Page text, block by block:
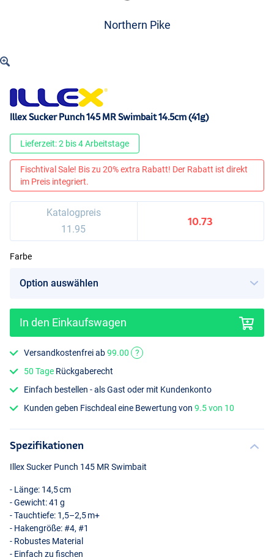
Northern Pike
Illex Sucker Punch 145 MR Swimbait 14.5cm (41g)
Lieferzeit: 2 bis 4 Arbeitstage
Fischtival Sale! Bis zu 20% extra Rabatt! Der Rabatt ist direkt
im Preis integriert.
Katalogpreis
11.95
10.73
Farbe
In den Einkaufswagen
Versandkostenfrei ab99.00
?
50 Tage Rückgaberecht
Einfach bestellen - als Gast oder mit Kundenkonto
Kunden geben Fischdeal eine Bewertung von9.5 von 10
Spezifikationen
Illex Sucker Punch 145 MR Swimbait
- Länge: 14,5 cm
- Gewicht: 41 g
- Tauchtiefe: 1,5–2,5 m+
- Hakengröße: #4, #1
- Robustes Material
- Einfach zu fischen